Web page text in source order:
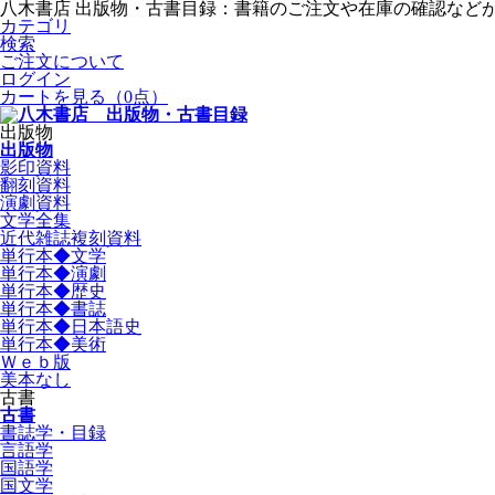
八木書店 出版物・古書目録：書籍のご注文や在庫の確認など
カテゴリ
検索
ご注文について
ログイン
カートを見る
（0点）
出版物
出版物
影印資料
翻刻資料
演劇資料
文学全集
近代雑誌複刻資料
単行本◆文学
単行本◆演劇
単行本◆歴史
単行本◆書誌
単行本◆日本語史
単行本◆美術
Ｗｅｂ版
美本なし
古書
古書
書誌学・目録
言語学
国語学
国文学